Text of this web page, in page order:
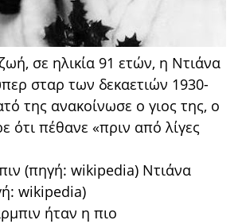
σε ηλικία 91 ετών, η Ντιάνα
σταρ των δεκαετιών 1930-
της ανακοίνωσε ο γιος της, ο
ότι πέθανε «πριν από λίγες
(πηγή: wikipedia) Ντιάνα
wikipedia)
ήταν η πιο